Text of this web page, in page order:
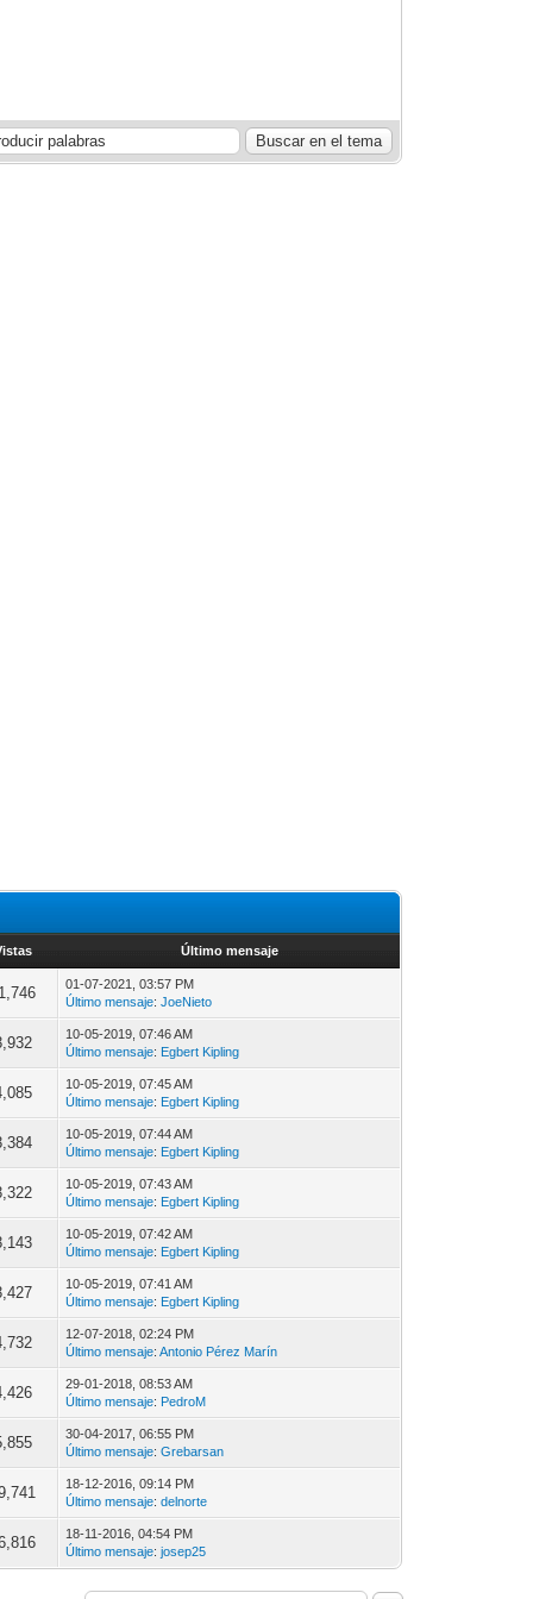
Último mensaje
01-07-2021, 03:57 PM
Último mensaje:JoeNieto
10-05-2019, 07:46 AM
Último mensaje: Egbert Kipling
10-05-2019, 07:45 AM
Último mensaje: Egbert Kipling
10-05-2019, 07:44 AM
Último mensaje: Egbert Kipling
10-05-2019, 07:43 AM
Último mensaje: Egbert Kipling
10-05-2019, 07:42 AM
Último mensaje: Egbert Kipling
10-05-2019, 07:41 AM
Último mensaje: Egbert Kipling
12-07-2018, 02:24 PM
Último mensaje:Antonio Pérez Marín
29-01-2018, 08:53 AM
Último mensaje: PedroM
30-04-2017, 06:55 PM
Último mensaje:Grebarsan
18-12-2016, 09:14 PM
Último mensaje:delnorte
18-11-2016, 04:54 PM
Último mensaje:josep25